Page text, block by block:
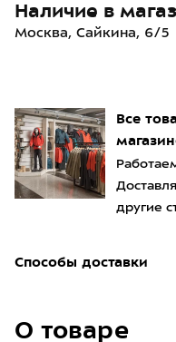
Все
другие
Способы доставки
О товаре
Наличие в
Москва, Сайкина, 6/5